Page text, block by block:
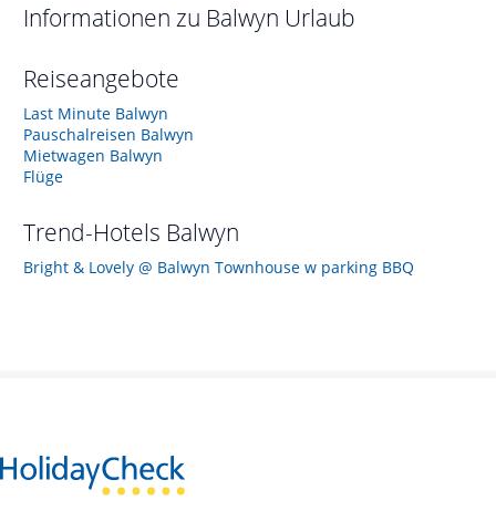
Informationen zu Balwyn Urlaub
Reiseangebote
Last Minute Balwyn
Pauschalreisen Balwyn
Mietwagen Balwyn
Flüge
Trend-Hotels Balwyn
Bright & Lovely @ Balwyn Townhouse w parking BBQ